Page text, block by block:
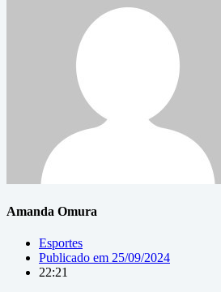
Amanda Omura
Esportes
Publicado em 25/09/2024
22:21